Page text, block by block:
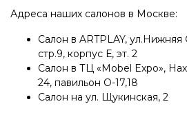
Адреса наших салонов в Москве:
Салон в ARTPLAY, ул.Нижняя
стр.9, корпус Е, эт. 2
Салон в ТЦ «Mobel Expo»,
24, павильон О-17,18
Салон на ул. Щукинская, 2